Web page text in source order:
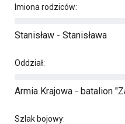
Imiona rodziców:
Stanisław - Stanisława
Oddział:
Armia Krajowa - batalion
Szlak bojowy: